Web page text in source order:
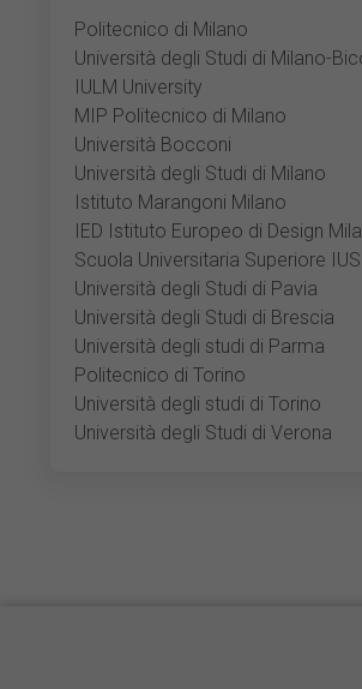
Politecnico di Milano
Università degli Studi di Milano-
IULM University
MIP Politecnico di Milano
Università Bocconi
Università degli Studi di Milano
Istituto Marangoni Milano
IED Istituto Europeo di Design
Scuola Universitaria Superiore
Università degli Studi di Pavia
Università degli Studi di Brescia
Università degli studi di Parma
Politecnico di Torino
Università degli studi di Torino
Università degli Studi di Verona